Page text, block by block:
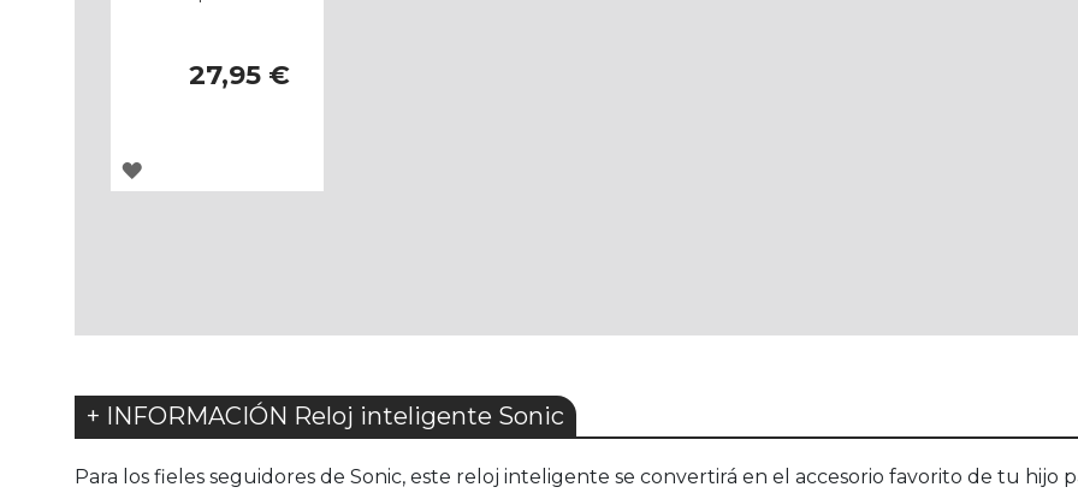
27,95 €
AGREGAR
+ INFORMACIÓN Reloj inteligente Sonic
Para los fieles seguidores de Sonic, este reloj inteligente se convertirá en el accesorio favorito de tu hijo